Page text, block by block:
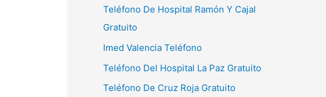
Teléfono De Hospital Ramón Y Cajal
Gratuito
Imed Valencia Teléfono
Teléfono Del Hospital La Paz Gratuito
Teléfono De Cruz Roja Gratuito